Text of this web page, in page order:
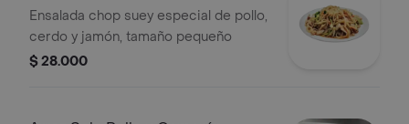
Ensalada chop suey especial de pollo,
cerdo y jamón, tamaño pequeño
$ 28.000